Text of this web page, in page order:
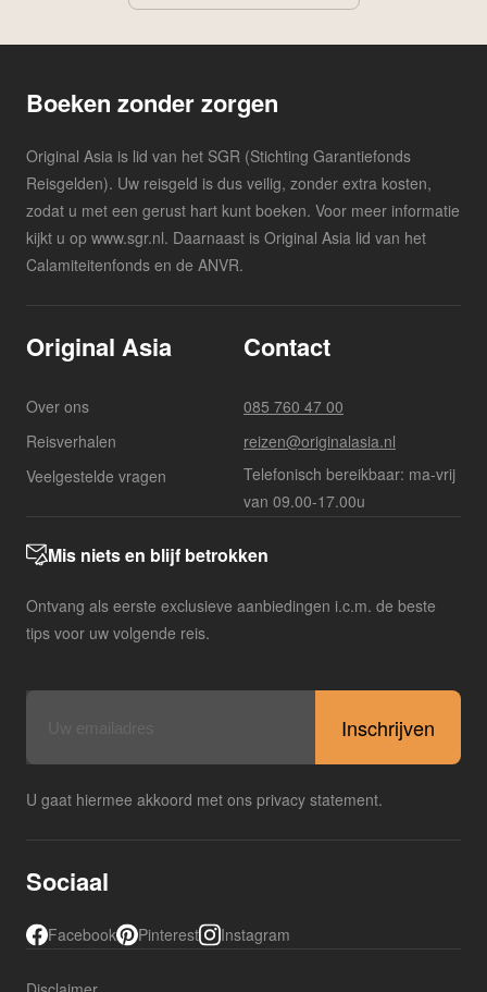
Boeken zonder zorgen
Original Asia is lid van het SGR (Stichting Garantiefonds
Reisgelden). Uw reisgeld is dus veilig, zonder extra kosten,
zodat u met een gerust hart kunt boeken. Voor meer informatie
kijkt u op www.sgr.nl. Daarnaast is Original Asia lid van het
Calamiteitenfonds en de ANVR.
Original Asia
Over ons
Reisverhalen
Veelgestelde vragen
Contact
085 760 47 00
reizen@originalasia.nl
Telefonisch bereikbaar: ma-vrij
van 09.00-17.00u
Mis niets en blijf betrokken
Ontvang als eerste exclusieve aanbiedingen i.c.m. de beste
tips voor uw volgende reis.
U gaat hiermee akkoord met ons privacy statement.
Sociaal
Facebook Pinterest Instagram